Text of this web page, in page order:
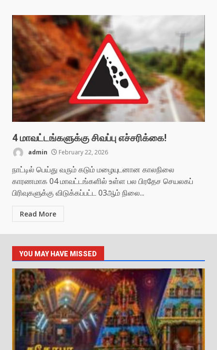
4 மாவட்டங்களுக்கு சிவப்பு எச்சரிக்கை!
admin February 22, 2026
நாட்டில் பெய்து வரும் கடும் மழையுடனான காலநிலை
காரணமாக 04 மாவட்டங்களில் உள்ள பல பிரதேச செயலகப்
பிரிவுகளுக்கு விடுக்கப்பட்ட 03ஆம் நிலை...
Read More
YOU MAY HAVE MISSED